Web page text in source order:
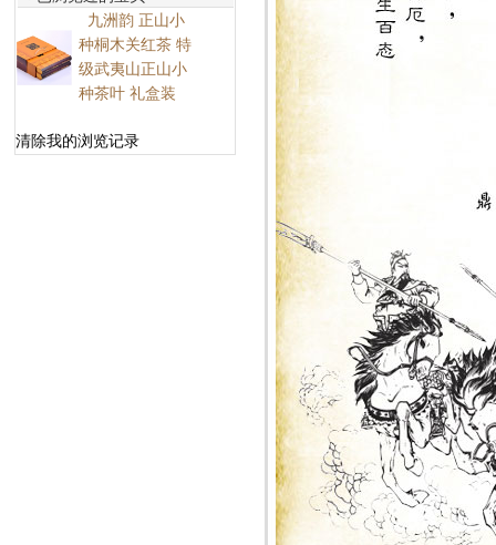
九洲韵 正山小
种桐木关红茶 特
级武夷山正山小
种茶叶 礼盒装
清除我的浏览记录